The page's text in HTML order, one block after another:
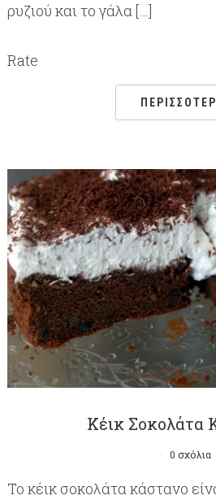
ρυζιού και το γάλα […]
Rate
Κέικ Σοκολάτα
0 σχόλια
Το κέικ σοκολάτα κάστανο